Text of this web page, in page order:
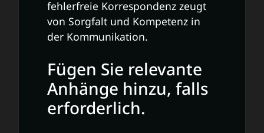
fehlerfreie Korrespondenz zeugt
von Sorgfalt und Kompetenz in
der Kommunikation.
Fügen Sie relevante
Anhänge hinzu, falls
erforderlich.